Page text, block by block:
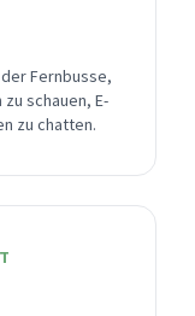
Fernbusse,
schauen, E-
zu chatten.